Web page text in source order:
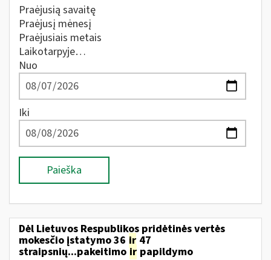
Praėjusią savaitę
Praėjusį mėnesį
Praėjusiais metais
Laikotarpyje…
Nuo
Iki
Paieška
Dėl Lietuvos Respublikos pridėtinės vertės
mokesčio įstatymo 36 ir 47
straipsnių...pakeitimo ir papildymo